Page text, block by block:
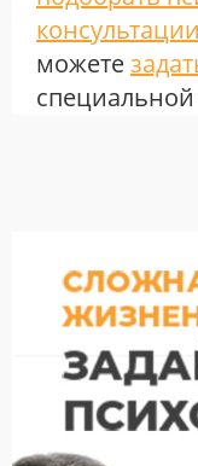
консультации
можете